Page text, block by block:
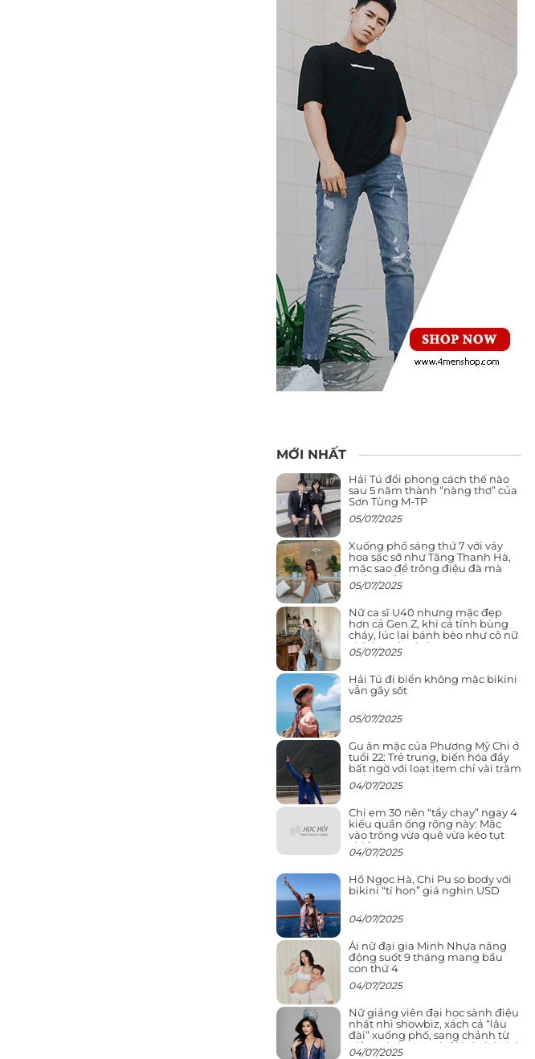
MỚI NHẤT
Hải Tú đổi phong cách thế nào
sau 5 năm thành “nàng thơ” của
Sơn Tùng M-TP
05/07/2025
Xuống phố sáng thứ 7 với váy
hoa sặc sỡ như Tăng Thanh Hà,
mặc sao để trông điệu đà mà
không sến
05/07/2025
Nữ ca sĩ U40 nhưng mặc đẹp
hơn cả Gen Z, khi cá tính bùng
cháy, lúc lại bánh bèo như cô nữ
chính ngôn tình
05/07/2025
Hải Tú đi biển không mặc bikini
vẫn gây sốt
05/07/2025
Gu ăn mặc của Phương Mỹ Chi ở
tuổi 22: Trẻ trung, biến hóa đầy
bất ngờ với loạt item chỉ vài trăm
nghìn đã mua được
04/07/2025
Chị em 30 nên “tẩy chay” ngay 4
kiểu quần ống rộng này: Mặc
vào trông vừa quê vừa kéo tụt
chiều cao
04/07/2025
Hồ Ngọc Hà, Chi Pu so body với
bikini “tí hon” giá nghìn USD
04/07/2025
Ái nữ đại gia Minh Nhựa năng
động suốt 9 tháng mang bầu
con thứ 4
04/07/2025
Nữ giảng viên đại học sành điệu
nhất nhì showbiz, xách cả “lâu
đài” xuống phố, sang chảnh từ
giảng đường ra phố khó ai đọ lại
04/07/2025